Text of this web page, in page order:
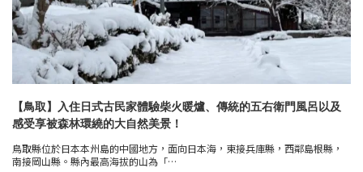
【鳥取】入住日式古民家體驗柴火暖爐、傳統的五右衛門風呂以及
感受享被森林環繞的大自然美景！
鳥取縣位於日本本州島的中國地方，面向日本海，東接兵庫縣，西鄰島根縣，
南接岡山縣。縣內最高海拔的山為「…